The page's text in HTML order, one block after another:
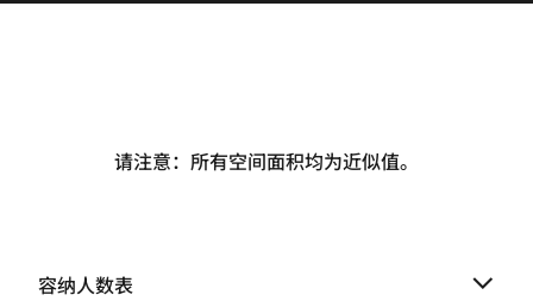
请注意：所有空间面积均为近似值。
容纳人数表